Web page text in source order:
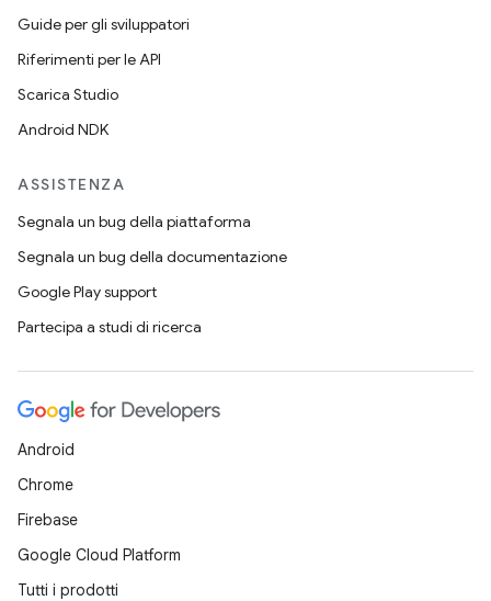
Guide per gli sviluppatori
Riferimenti per le API
Scarica Studio
Android NDK
ASSISTENZA
Segnala un bug della piattaforma
Segnala un bug della documentazione
Google Play support
Partecipa a studi di ricerca
Android
Chrome
Firebase
Google Cloud Platform
Tutti i prodotti